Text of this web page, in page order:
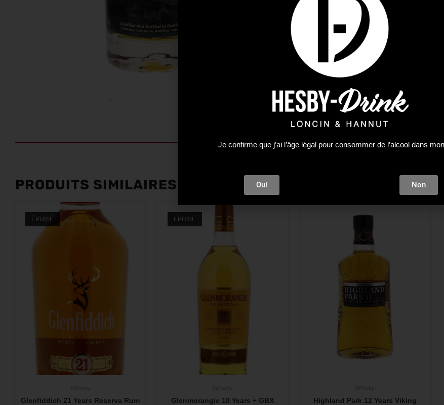
IDENTIFIANT FOURNISSEUR
CONDITIONNEMENT
SPIRITUEUX
PAYS
PRODUITS SIMILAIRES
ÉPUISÉ
Glenfiddich 21 Years Reserva Rum
ÉPUISÉ
Glenmorangie 10 Years + GBX
Highland Park 12 Years Viking
Je confirme que j’ai l’âge légal pour consommer de l’alcool dans
Oui Non